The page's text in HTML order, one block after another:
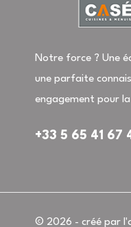
Notre force ? Une
une parfaite
engagement pour
+33 5 65 41 67
© 2026 - créé par